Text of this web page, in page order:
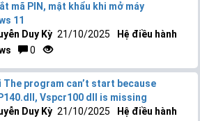
mã PIN, mật khẩu khi mở máy
11
Duy Kỳ 21/10/2025
Hệ điều hành
0
The program can’t start because
Vspcr100 dll is missing
Duy Kỳ 21/10/2025
Hệ điều hành